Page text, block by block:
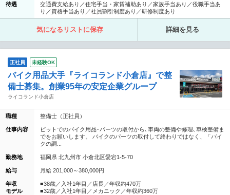
待遇
交通費支給あり／住宅手当・家賃補助あり／家族手当あり／役職手当あ
り／資格手当あり／社員割引制度あり／研修制度あり
気になるリストに保存 詳細を見る
正社員 未経験OK
バイク用品大手『ライコランド小倉店』で整
備士募集。創業95年の安定企業グループ
ライコランド小倉店
職種 整備士（正社員）
仕事内容
ピットでのバイク用品･パーツの取付から､車両の整備や修理､車検整備ま
でをお願いします。 バイクのパーツの取付して終わりではなく、「バイ
クの調...
勤務地 福岡県 北九州市 小倉北区愛宕1-5-70
給与 月給 201,000～380,000円
年収
モデル
■38歳／入社1年目／店長／年収約470万
■32歳／入社1年目／メカニック／年収約360万